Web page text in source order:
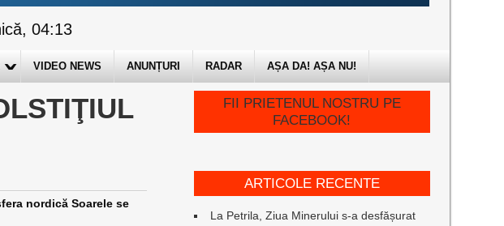
04:13
VIDEO NEWS ANUNȚURI RADAR AȘA DA! AȘA NU!
nordică Soarele se
FII PRIETENUL NOSTRU PE
FACEBOOK!
ARTICOLE RECENTE
La Petrila, Ziua Minerului s-a desfășurat